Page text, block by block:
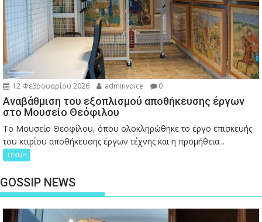
12 Φεβρουαρίου 2026 adminvoice 0
Αναβάθμιση του εξοπλισμού αποθήκευσης έργων
στο Μουσείο Θεόφιλου
Το Μουσείο Θεοφίλου, όπου ολοκληρώθηκε το έργο επισκευής
του κτιρίου αποθήκευσης έργων τέχνης και η προμήθεια...
ΤΕΧΝΗ
GOSSIP NEWS